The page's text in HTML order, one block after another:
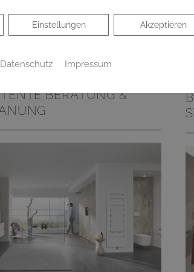
BERATUNG &
Akzeptieren
Einstellungen
Datenschutz Impressum